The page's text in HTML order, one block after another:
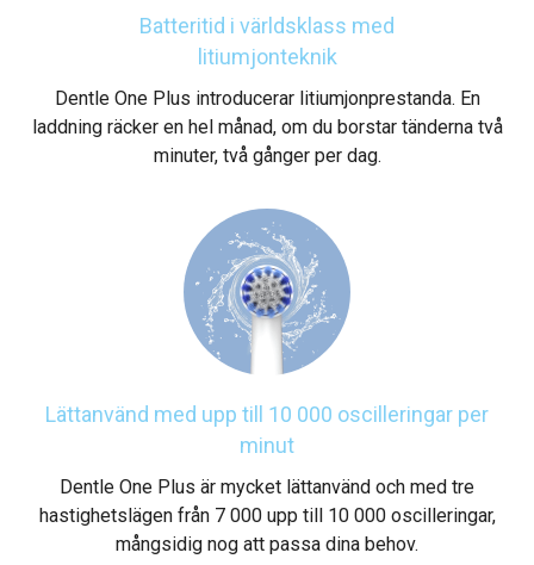
Batteritid i världsklass med
litiumjonteknik
Dentle One Plus introducerar litiumjonprestanda. En
laddning räcker en hel månad, om du borstar tänderna två
minuter, två gånger per dag.
Lättanvänd med upp till 10 000 oscilleringar per
minut
Dentle One Plus är mycket lättanvänd och med tre
hastighetslägen från 7 000 upp till 10 000 oscilleringar,
mångsidig nog att passa dina behov.